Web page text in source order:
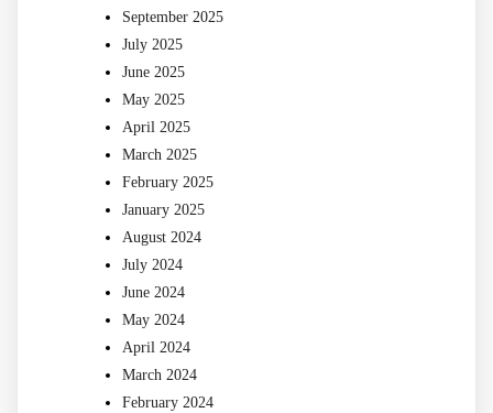
September 2025
July 2025
June 2025
May 2025
April 2025
March 2025
February 2025
January 2025
August 2024
July 2024
June 2024
May 2024
April 2024
March 2024
February 2024